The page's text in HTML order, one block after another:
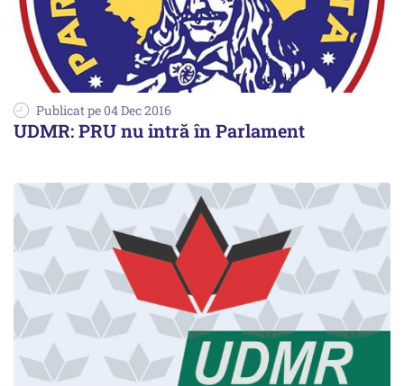
Publicat pe 04 Dec 2016
UDMR: PRU nu intră în Parlament